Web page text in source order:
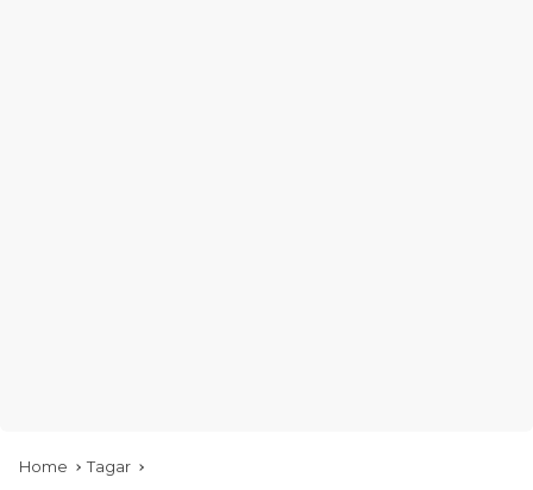
Home Tagar